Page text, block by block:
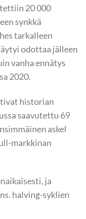
20 000
synkkä
tarkalleen
odottaa jälleen
vanha ennätys
2020.
historian
saavutettu 69
askel
markkinan
ja
halving-syklien